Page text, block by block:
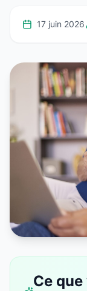
17 juin 2026
Ce